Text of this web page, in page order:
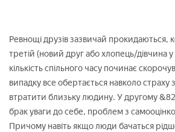
Ревнощі друзів зазвичай прокидаються,
третій (новий друг або хлопець/дівчина у
кількість спільного часу починає
випадку все обертається навколо
втратити близьку людину. У другому
брак уваги до себе, проблем з
Причому навіть якщо люди бачаться